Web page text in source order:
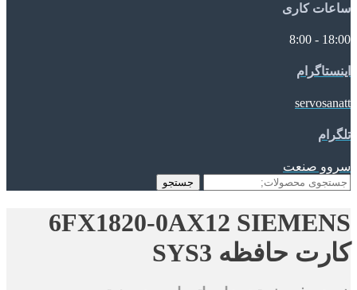
ساعات کاری
18:00 - 8:00
اینستاگرام
servosanatt
تلگرام
سروو صنعت
جستجو
جستجو
6FX1820-0AX12 SIEMENS
کارت حافظه SYS3